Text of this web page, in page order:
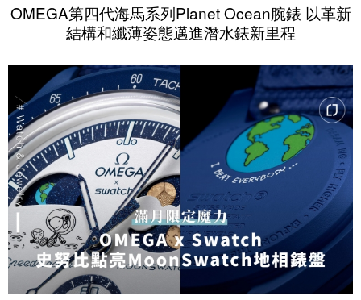
OMEGA第四代海馬系列Planet Ocean腕錶 以革新
結構和纖薄姿態邁進潛水錶新里程